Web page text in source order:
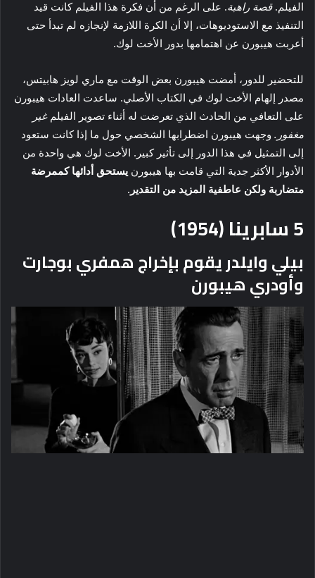
الفيلم.قصة راهبة. على الرغم من أن فكرة هذا الفيلم كانت قيد
التنفيذ مع الاستوديوهات، إلا أن الكرة اللازمة لإنجازه لم تبدأ حتى
أعربت هيبورن عن اهتمامها بدور الأخت لوك.
للتحضير للدور، أمضت هيبورن بعض الوقت مع ماري لويز هابيتس،
مصدر إلهام الأخت لوك في الكتاب الأصلي. ساعدت العادات هيبورن
على التعافي من الحادث الذي تعرضت له أثناء تصوير الفيلمغير
مغفور. وجهت هيبورن اضطرابها الشخصي حول ما إذا كانت ستعود
إلى التمثيل في هذا الدور إلى تأثير كبير. الأخت لوك هي واحدة من
الأدوار الأكثر جدية التي قامت بها هيبورن يستحق أدائها كممرضة
متضاربة ولكن عاطفية المزيد من التقدير .
5سابرينا (1954)
بيلي وايلدر يقوم بإخراج همفري بوجارت
وأودري هيبورن